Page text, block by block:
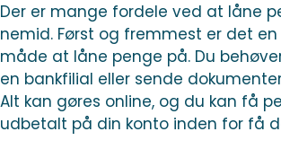
Der er mange fordele ved at låne
nemid. Først og fremmest er det
måde at låne penge på. Du
en bankfilial eller sende
Alt kan gøres online, og du kan få
udbetalt på din konto inden for få